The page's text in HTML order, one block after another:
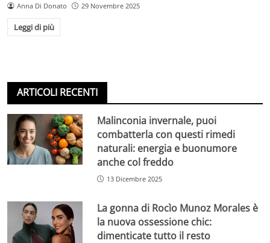
Anna Di Donato 29 Novembre 2025
Leggi di più
ARTICOLI RECENTI
Malinconia invernale, puoi
combatterla con questi rimedi
naturali: energia e buonumore
anche col freddo
13 Dicembre 2025
La gonna di Rocìo Munoz Morales è
la nuova ossessione chic:
dimenticate tutto il resto